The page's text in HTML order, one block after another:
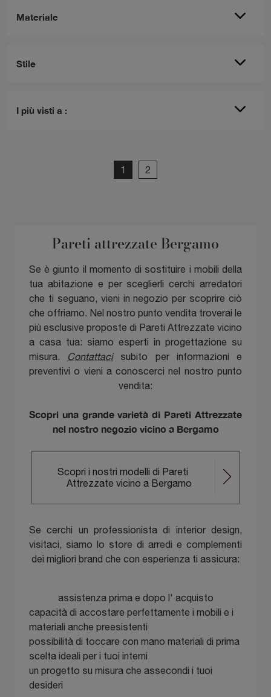
Materiale
Stile
I più visti a :
1 2
Pareti attrezzate Bergamo
Se è giunto il momento di sostituire i mobili della
tua abitazione e per sceglierli cerchi arredatori
che ti seguano, vieni in negozio per scoprire ciò
che offriamo. Nel nostro punto vendita troverai le
più esclusive proposte di Pareti Attrezzate vicino
a casa tua: siamo esperti in progettazione su
misura. Contattacisubito per informazioni e
preventivi o vieni a conoscerci nel nostro punto
vendita:
Scopri una grande varietà di Pareti Attrezzate
nel nostro negozio vicino a Bergamo
Scopri i nostri modelli di Pareti
Attrezzate vicino a Bergamo
Se cerchi un professionista di interior design,
visitaci, siamo lo store di arredi e complementi
dei migliori brand che con esperienza ti assicura:
assistenza prima e dopo l' acquisto
capacità di accostare perfettamente i mobili e i
materiali anche preesistenti
possibilità di toccare con mano materiali di prima
scelta ideali per i tuoi interni
un progetto su misura che assecondi i tuoi
desideri